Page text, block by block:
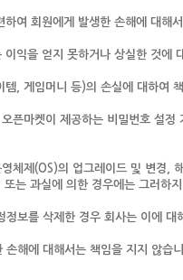
여 회원에게 발생한 손해에 대해
익을 얻지 못하거나 상실한 것에
, 게임머니 등)의 손실에 대하여
픈마켓이 제공하는 비밀번호 설
체제(OS)의 업그레이드 및 변경,
는 과실에 의한 경우에는 그러하
보를 삭제한 경우 회사는 이에
해에 대해서는 책임을 지지 않습